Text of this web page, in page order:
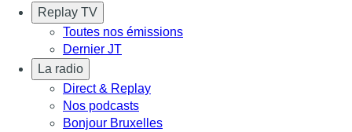
Replay TV
Toutes nos émissions
Dernier JT
La radio
Direct & Replay
Nos podcasts
Bonjour Bruxelles